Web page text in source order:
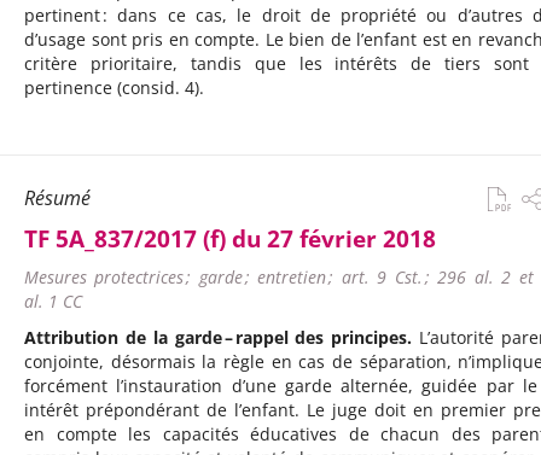
pertinent : dans ce cas, le droit de propriété ou d’autres
d’usage sont pris en compte. Le bien de l’enfant est en
critère prioritaire, tandis que les intérêts de tiers sont
pertinence (consid. 4).
Résumé
TF 5A_837/2017 (f) du 27 février 2018
Mesures protectrices ; garde ; entretien ; art. 9 Cst. ; 296 al. 2 et
al. 1 CC
Attribution de la garde – rappel des principes. L’autorité
conjointe, désormais la règle en cas de séparation,
forcément l’instauration d’une garde alternée, guidée par
intérêt prépondérant de l’enfant. Le juge doit en premier
en compte les capacités éducatives de chacun des